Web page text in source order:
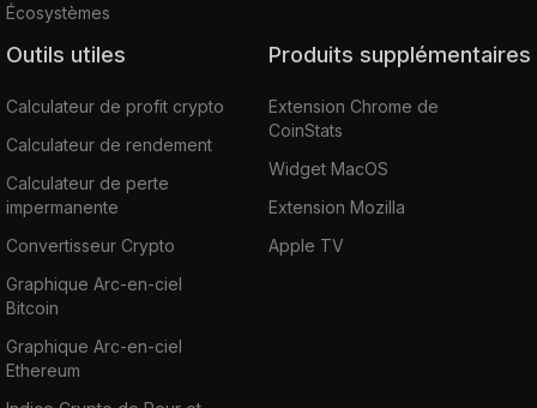
Écosystèmes
Outils utiles
Calculateur de profit crypto
Calculateur de rendement
Calculateur de perte
impermanente
Convertisseur Crypto
Graphique Arc-en-ciel
Bitcoin
Graphique Arc-en-ciel
Ethereum
Produits supplémentaires
Extension Chrome de
CoinStats
Widget MacOS
Extension Mozilla
Apple TV